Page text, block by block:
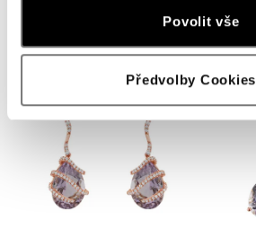
Povolit vše
Předvolby Cookies